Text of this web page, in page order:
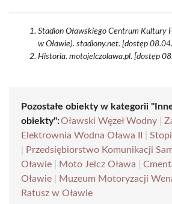
Stadion Oławskiego Centrum Kultury
w Oławie). stadiony.net. [dostęp
Historia. motojelczolawa.pl. [dostęp
Pozostałe obiekty w kategorii
obiekty":Oławski Węzeł Wodny
Elektrownia Wodna Oława II
Przedsiębiorstwo Komunikacji
Oławie
Moto Jelcz Oława
Oławie
Muzeum Motoryzacji
Ratusz w Oławie